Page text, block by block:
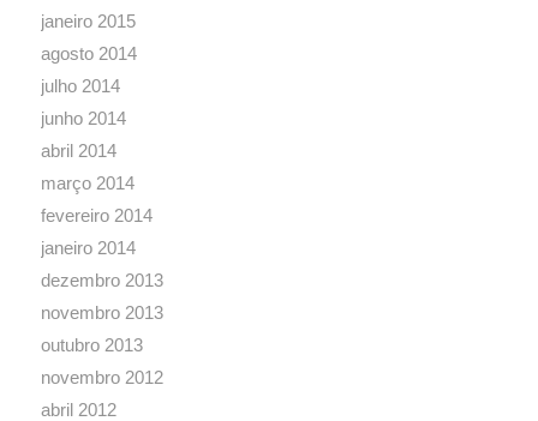
janeiro 2015
agosto 2014
julho 2014
junho 2014
abril 2014
março 2014
fevereiro 2014
janeiro 2014
dezembro 2013
novembro 2013
outubro 2013
novembro 2012
abril 2012